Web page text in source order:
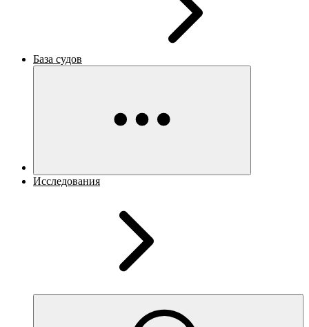
База судов
Исследования